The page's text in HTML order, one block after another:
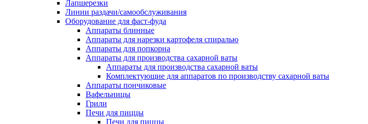
Лапшерезки
Линии раздачи/самообслуживания
Оборудование для фаст-фуда
Аппараты блинные
Аппараты для нарезки картофеля спиралью
Аппараты для попкорна
Аппараты для производства сахарной ваты
Аппараты для производства сахарной ваты
Комплектующие для аппаратов по производству сахарной ваты
Аппараты пончиковые
Вафельницы
Грили
Печи для пиццы
Печи для пиццы